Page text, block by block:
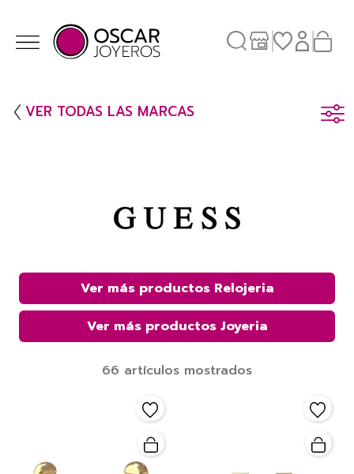
VER TODAS LAS MARCAS
Ver más productos Relojeria
Ver más productos Joyeria
66 artículos mostrados